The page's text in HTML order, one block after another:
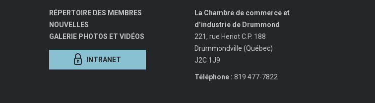
RÉPERTOIRE DES MEMBRES
NOUVELLES
GALERIE PHOTOS ET VIDÉOS
INTRANET
La Chambre de commerce et
d’industrie de Drummond
221, rue Heriot C.P. 188
Drummondville (Québec)
J2C 1J9
Téléphone : 819 477-7822